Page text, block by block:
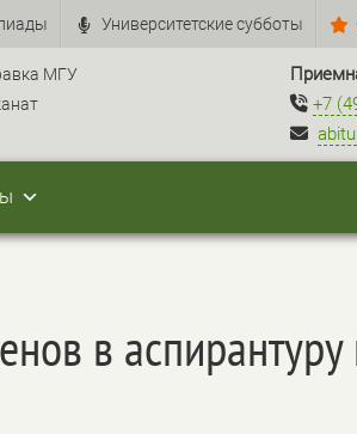
Университетские субботы
МГУ
+7
в